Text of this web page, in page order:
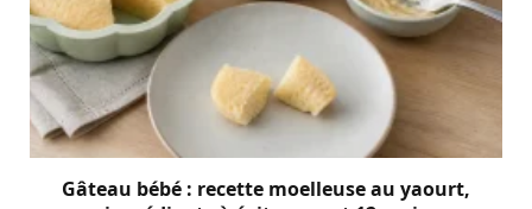
Gâteau bébé : recette moelleuse au yaourt,